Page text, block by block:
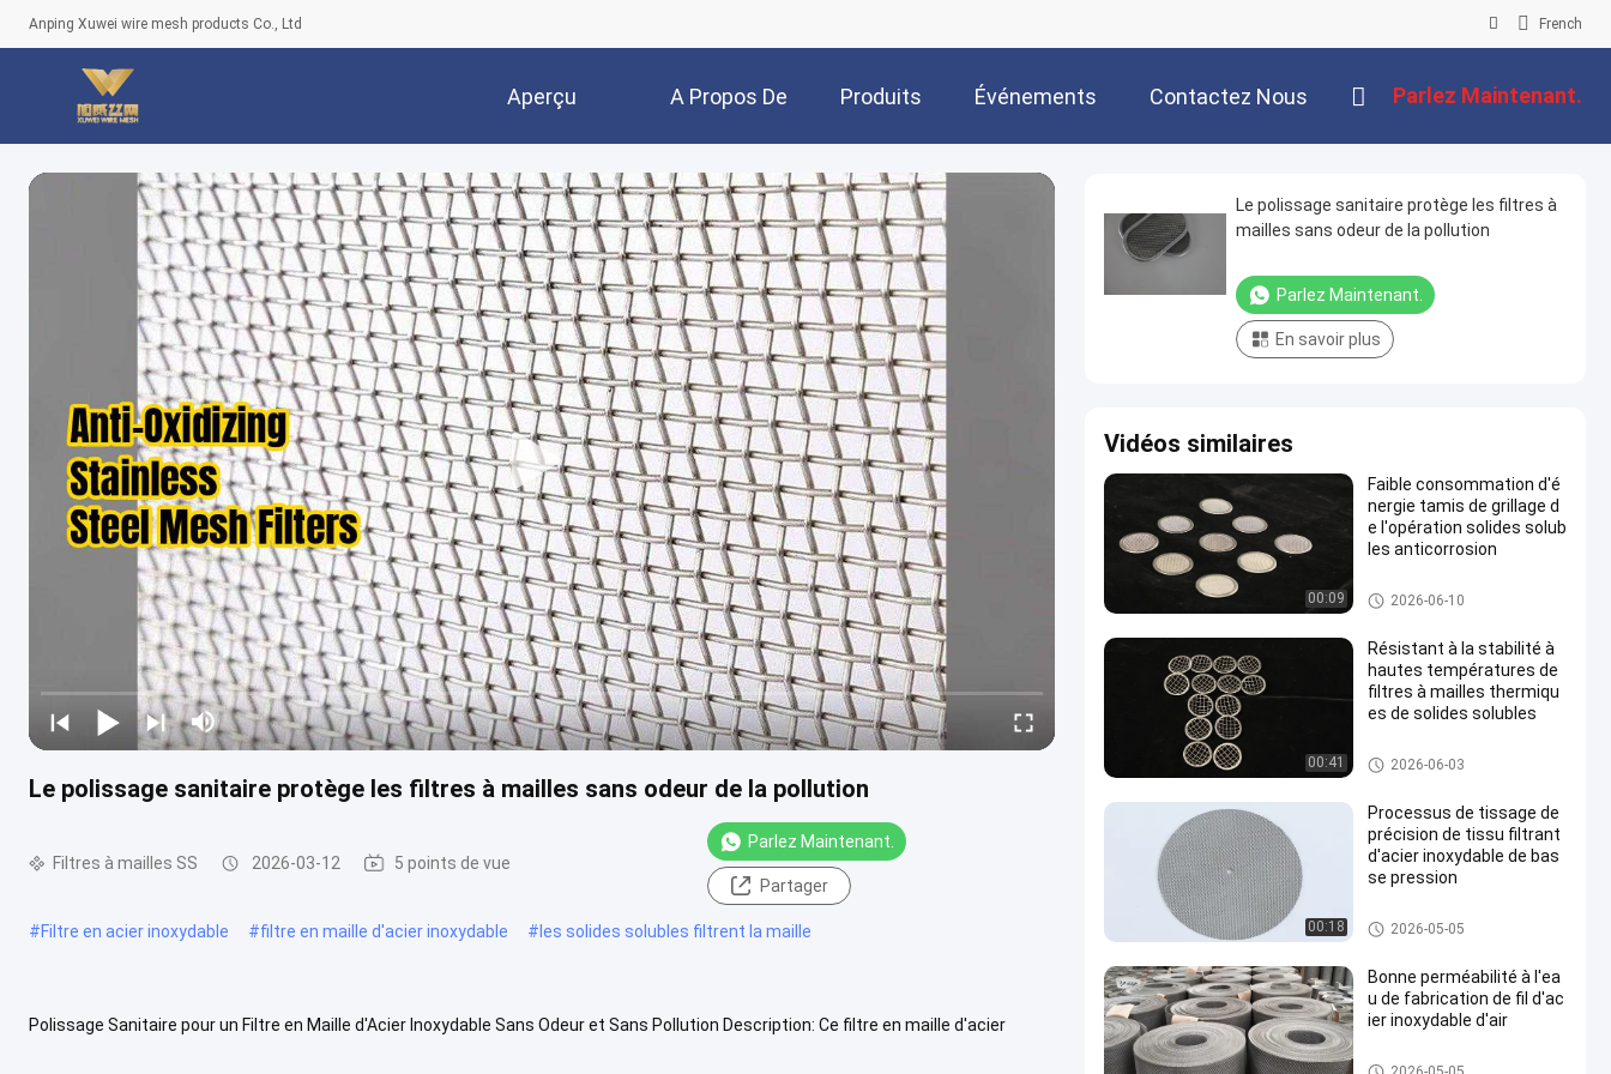
Anping Xuwei wire mesh products Co., Ltd French
Aperçu A Propos De
Nous
Produits Événements Contactez Nous Parlez Maintenant.
Le polissage sanitaire protège les filtres à mailles sans odeur de la pollution
Filtres à mailles SS 2026-03-12 5 points de vue
Parlez Maintenant.
Partager
#Filtre en acier inoxydable #filtre en maille d'acier inoxydable #les solides solubles filtrent la maille
Polissage Sanitaire pour un Filtre en Maille d'Acier Inoxydable Sans Odeur et Sans Pollution Description: Ce filtre en maille d'acier
Le polissage sanitaire protège les filtres à
mailles sans odeur de la pollution
Parlez Maintenant.
En savoir plus
Vidéos similaires
00:09
Faible consommation d'é
nergie tamis de grillage d
e l'opération solides solub
les anticorrosion
Filtres à mailles SS
2026-06-10
00:41
Résistant à la stabilité à
hautes températures de
filtres à mailles thermiqu
es de solides solubles
Filtres à mailles SS
2026-06-03
00:18
Processus de tissage de
précision de tissu filtrant
d'acier inoxydable de bas
se pression
Filtres à mailles SS
2026-05-05
Bonne perméabilité à l'ea
u de fabrication de fil d'ac
ier inoxydable d'air
Treillis métallique en acier ino